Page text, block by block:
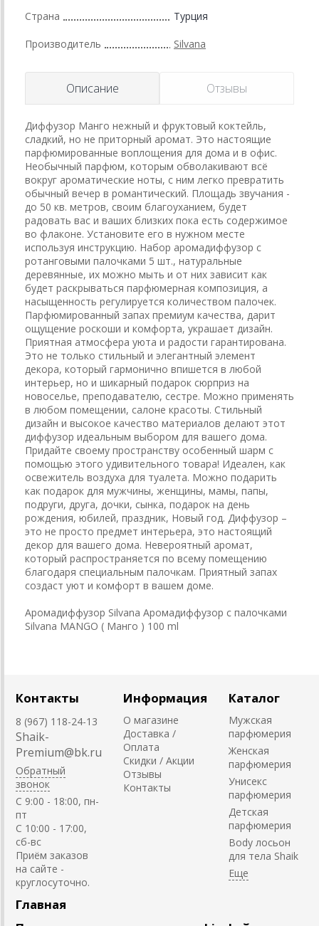
Страна Турция
Производитель Silvana
Описание Отзывы
Диффузор Манго нежный и фруктовый коктейль,
сладкий, но не приторный аромат. Это настоящие
парфюмированные воплощения для дома и в офис.
Необычный парфюм, которым обволакивают всё
вокруг ароматические ноты, с ним легко превратить
обычный вечер в романтический. Площадь звучания -
до 50 кв. метров, своим благоуханием, будет
радовать вас и ваших близких пока есть содержимое
во флаконе. Установите его в нужном месте
используя инструкцию. Набор аромадиффузор с
ротанговыми палочками 5 шт., натуральные
деревянные, их можно мыть и от них зависит как
будет раскрываться парфюмерная композиция, а
насыщенность регулируется количеством палочек.
Парфюмированный запах премиум качества, дарит
ощущение роскоши и комфорта, украшает дизайн.
Приятная атмосфера уюта и радости гарантирована.
Это не только стильный и элегантный элемент
декора, который гармонично впишется в любой
интерьер, но и шикарный подарок сюрприз на
новоселье, преподавателю, сестре. Можно применять
в любом помещении, салоне красоты. Стильный
дизайн и высокое качество материалов делают этот
диффузор идеальным выбором для вашего дома.
Придайте своему пространству особенный шарм с
помощью этого удивительного товара! Идеален, как
освежитель воздуха для туалета. Можно подарить
как подарок для мужчины, женщины, мамы, папы,
подруги, друга, дочки, сынка, подарок на день
рождения, юбилей, праздник, Новый год. Диффузор –
это не просто предмет интерьера, это настоящий
декор для вашего дома. Невероятный аромат,
который распространяется по всему помещению
благодаря специальным палочкам. Приятный запах
создаст уют и комфорт в вашем доме.
Аромадиффузор Silvana Аромадиффузор с палочками
Silvana MANGO ( Манго ) 100 ml
Контакты
8 (967) 118-24-13
Shaik-
Premium@bk.ru
Обратный
звонок
C 9:00 - 18:00, пн-
пт
С 10:00 - 17:00,
сб-вс
Приём заказов
на сайте -
круглосуточно.
Информация
О магазине
Доставка /
Оплата
Скидки / Акции
Отзывы
Контакты
Каталог
Мужская
парфюмерия
Женская
парфюмерия
Унисекс
парфюмерия
Детская
парфюмерия
Body лосьон
для тела Shaik
Главная